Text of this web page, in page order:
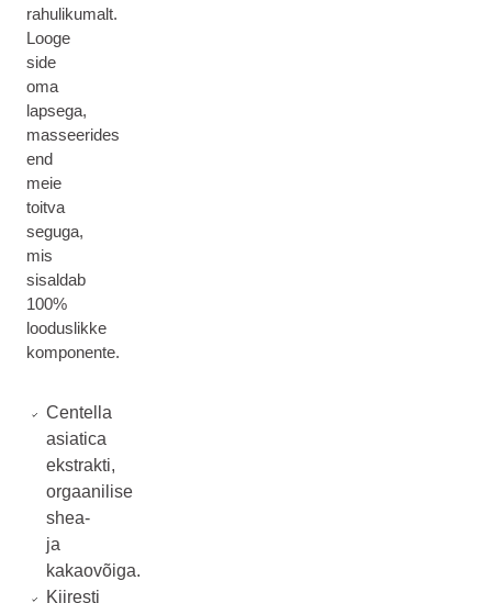
rahulikumalt.
Looge
side
oma
lapsega,
masseerides
end
meie
toitva
seguga,
mis
sisaldab
100%
looduslikke
komponente.
Centella
asiatica
ekstrakti,
orgaanilise
shea-
ja
kakaovõiga.
Kiiresti